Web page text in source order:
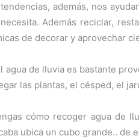
además, nos
Además reciclar,
de decorar y aprovechar
agua de lluvia es bastante
las plantas, el césped, el
cómo recoger agua de
ubica un cubo grande.. de